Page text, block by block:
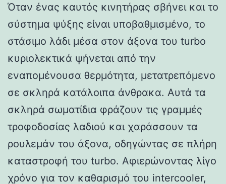
Όταν ένας καυτός κινητήρας σβήνει και το
σύστημα ψύξης είναι υποβαθμισμένο, το
στάσιμο λάδι μέσα στον άξονα του turbo
κυριολεκτικά ψήνεται από την
εναπομένουσα θερμότητα, μετατρεπόμενο
σε σκληρά κατάλοιπα άνθρακα. Αυτά τα
σκληρά σωματίδια φράζουν τις γραμμές
τροφοδοσίας λαδιού και χαράσσουν τα
ρουλεμάν του άξονα, οδηγώντας σε πλήρη
καταστροφή του turbo. Αφιερώνοντας λίγο
χρόνο για τον καθαρισμό του intercooler,